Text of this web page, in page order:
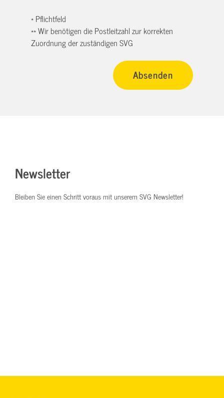
* Pflichtfeld
** Wir benötigen die Postleitzahl zur korrekten
Zuordnung der zuständigen SVG
Newsletter
Bleiben Sie einen Schritt voraus mit unserem SVG Newsletter!